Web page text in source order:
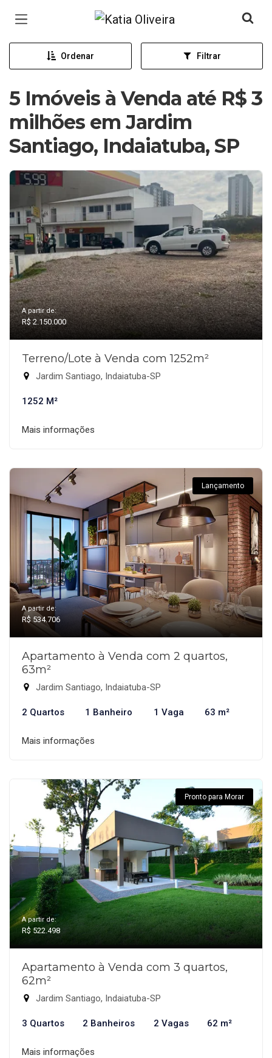
Página inicial
Ordenar Filtrar
5 Imóveis à Venda até R$ 3
milhões em Jardim
Santiago, Indaiatuba, SP
A partir de:
R$ 2.150.000
Terreno/Lote à Venda com 1252m²
Jardim Santiago, Indaiatuba-SP
1252 M²
Mais informações
Lançamento
A partir de:
R$ 534.706
Apartamento à Venda com 2 quartos,
63m²
Jardim Santiago, Indaiatuba-SP
2 Quartos 1 Banheiro 1 Vaga 63 m²
Mais informações
Pronto para Morar
A partir de:
R$ 522.498
Apartamento à Venda com 3 quartos,
62m²
Jardim Santiago, Indaiatuba-SP
3 Quartos 2 Banheiros 2 Vagas 62 m²
Mais informações